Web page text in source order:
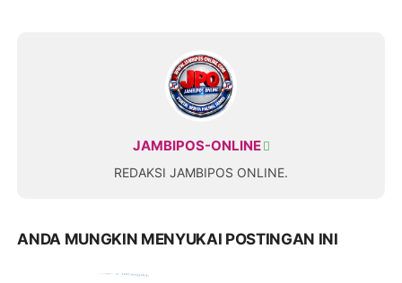
JAMBIPOS-ONLINE
REDAKSI JAMBIPOS ONLINE.
ANDA MUNGKIN MENYUKAI POSTINGAN INI